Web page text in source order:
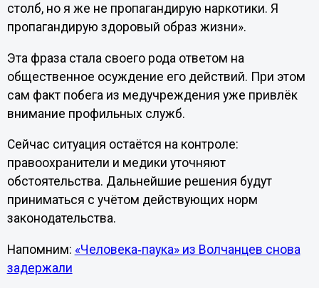
столб, но я же не пропагандирую наркотики. Я
пропагандирую здоровый образ жизни».
Эта фраза стала своего рода ответом на
общественное осуждение его действий. При этом
сам факт побега из медучреждения уже привлёк
внимание профильных служб.
Сейчас ситуация остаётся на контроле:
правоохранители и медики уточняют
обстоятельства. Дальнейшие решения будут
приниматься с учётом действующих норм
законодательства.
Напомним: «Человека‑паука» из Волчанцев снова
задержали